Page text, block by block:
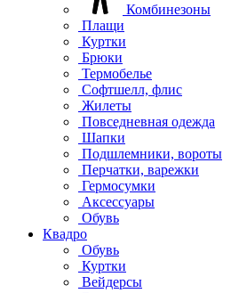
Комбинезоны
Плащи
Куртки
Брюки
Термобелье
Софтшелл, флис
Жилеты
Повседневная одежда
Шапки
Подшлемники, вороты
Перчатки, варежки
Гермосумки
Аксессуары
Обувь
Квадро
Обувь
Куртки
Вейдерсы